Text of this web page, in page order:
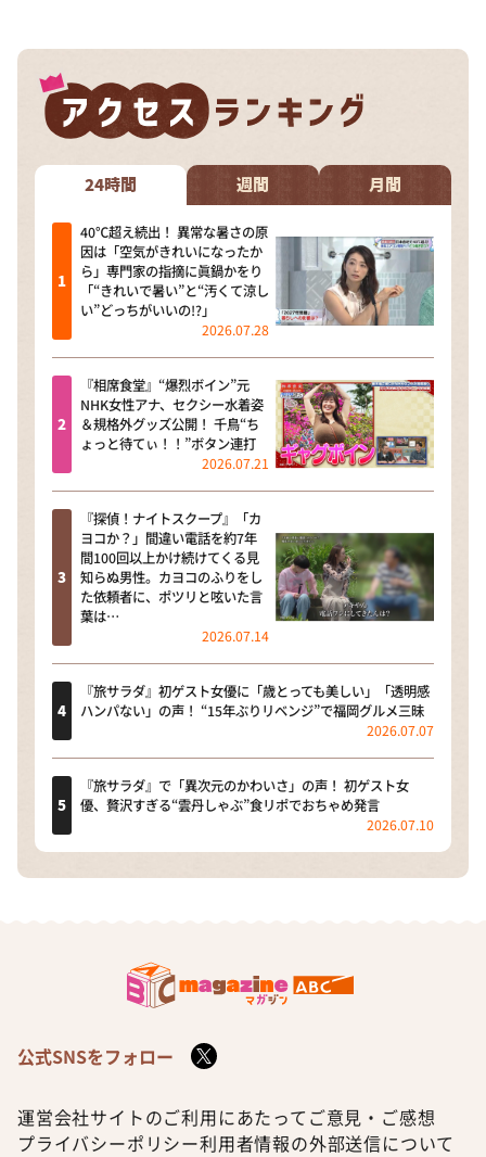
24時間 週間 月間
40℃超え続出！ 異常な暑さの原
因は「空気がきれいになったか
ら」専門家の指摘に眞鍋かをり
「“きれいで暑い”と“汚くて涼し
い”どっちがいいの!?」
2026.07.28
『相席食堂』“爆烈ボイン”元
NHK女性アナ、セクシー水着姿
＆規格外グッズ公開！ 千鳥“ち
ょっと待てぃ！！”ボタン連打
2026.07.21
『探偵！ナイトスクープ』「カ
ヨコか？」間違い電話を約7年
間100回以上かけ続けてくる見
知らぬ男性。カヨコのふりをし
た依頼者に、ポツリと呟いた言
葉は…
2026.07.14
『旅サラダ』初ゲスト女優に「歳とっても美しい」「透明感
ハンパない」の声！ “15年ぶりリベンジ”で福岡グルメ三昧
2026.07.07
『旅サラダ』で「異次元のかわいさ」の声！ 初ゲスト女
優、贅沢すぎる“雲丹しゃぶ”食リポでおちゃめ発言
2026.07.10
公式SNSをフォロー
運営会社サイトのご利用にあたって ご意見・ご感想
プライバシーポリシー利用者情報の外部送信について